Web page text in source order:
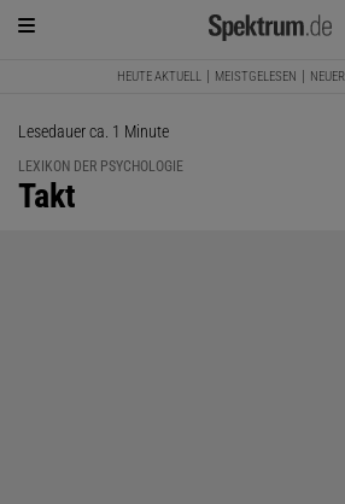
HEUTE AKTUELL MEISTGELESEN
Lesedauer ca. 1 Minute
LEXIKON DER PSYCHOLOGIE
:
Takt